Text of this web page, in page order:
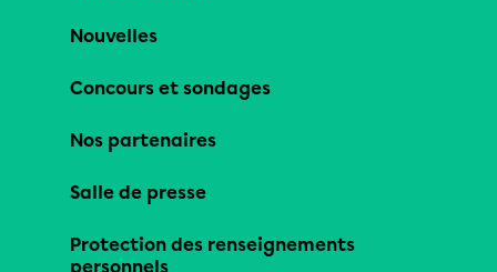
Nouvelles
Concours et sondages
Nos partenaires
Salle de presse
Protection des renseignements
personnels